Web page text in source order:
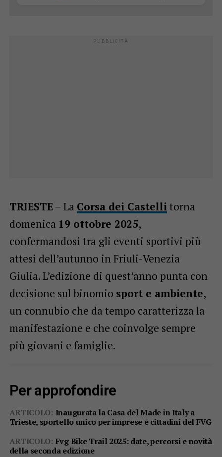
TRIESTE– La Corsa dei Castellitorna
domenica 19 ottobre 2025,
confermandosi tra gli eventi sportivi più
attesi dell’autunno in Friuli-Venezia
Giulia. L’edizione di quest’anno punta con
decisione sul binomio sport e ambiente,
un connubio che da tempo caratterizza la
manifestazione e che coinvolge sempre
più giovani e famiglie.
Per approfondire
ARTICOLO: Inaugurata la Casa del Made in Italy a
Trieste, sportello unico per imprese e cittadini del FVG
ARTICOLO: Fvg Bike Trail 2025: date, percorsi e novità
della seconda edizione